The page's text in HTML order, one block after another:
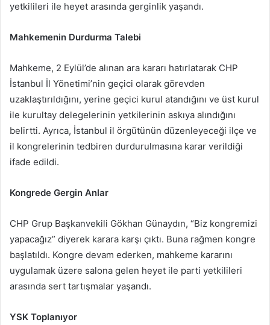
yetkilileri ile heyet arasında gerginlik yaşandı.
Mahkemenin Durdurma Talebi
Mahkeme, 2 Eylül’de alınan ara kararı hatırlatarak CHP
İstanbul İl Yönetimi’nin geçici olarak görevden
uzaklaştırıldığını, yerine geçici kurul atandığını ve üst kurul
ile kurultay delegelerinin yetkilerinin askıya alındığını
belirtti. Ayrıca, İstanbul il örgütünün düzenleyeceği ilçe ve
il kongrelerinin tedbiren durdurulmasına karar verildiği
ifade edildi.
Kongrede Gergin Anlar
CHP Grup Başkanvekili Gökhan Günaydın, “Biz kongremizi
yapacağız” diyerek karara karşı çıktı. Buna rağmen kongre
başlatıldı. Kongre devam ederken, mahkeme kararını
uygulamak üzere salona gelen heyet ile parti yetkilileri
arasında sert tartışmalar yaşandı.
YSK Toplanıyor